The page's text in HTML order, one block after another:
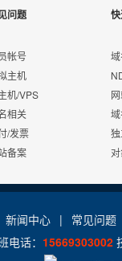
问题
帐号
主机
机/VPS
相关
/发票
备案
新闻中心 |
常见问题
电话： 15669303002